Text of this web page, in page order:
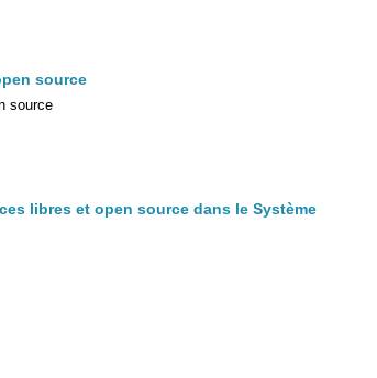
source
source
libres et open source dans le Système